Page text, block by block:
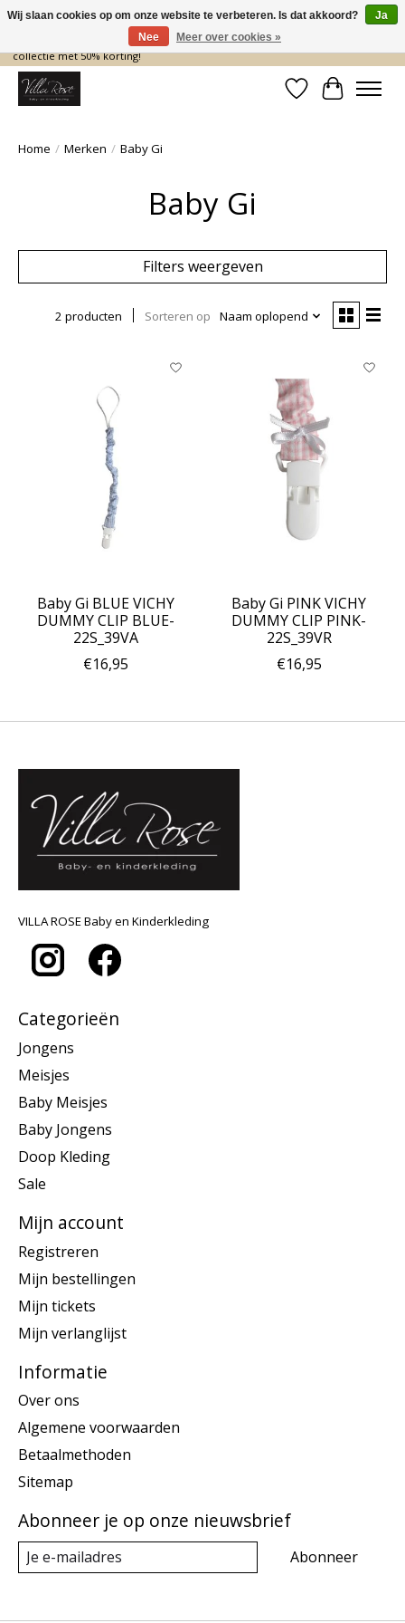
De nieuwe collectie komt eraan… en wij maken ruimte! Shop nu de zomer
collectie met 50% korting!
Verlanglijst
Home / Merken / Baby Gi
Baby Gi
Filters weergeven
2 producten Sorteren op Naam oplopend
Baby Gi BLUE VICHY
DUMMY CLIP BLUE-
22S_39VA
€16,95
Baby Gi PINK VICHY
DUMMY CLIP PINK-
22S_39VR
€16,95
VILLA ROSE Baby en Kinderkleding
Categorieën
Jongens
Meisjes
Baby Meisjes
Baby Jongens
Doop Kleding
Sale
Mijn account
Registreren
Mijn bestellingen
Mijn tickets
Mijn verlanglijst
Informatie
Over ons
Algemene voorwaarden
Betaalmethoden
Sitemap
Abonneer je op onze nieuwsbrief
Abonneer
Wij slaan cookies op om onze website te verbeteren. Is dat akkoord?
Ja
Nee
Meer over cookies »